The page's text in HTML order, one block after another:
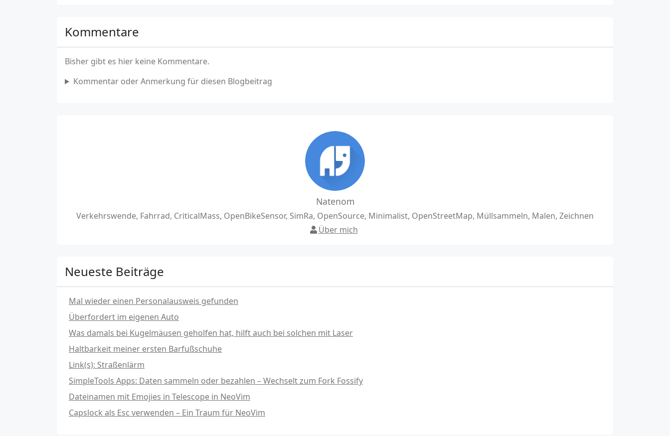
Kommentare
Bisher gibt es hier keine Kommentare.
Kommentar oder Anmerkung für diesen Blogbeitrag
Natenom
Verkehrswende, Fahrrad, CriticalMass, OpenBikeSensor, SimRa, OpenSource, Minimalist, OpenStreetMap, Müllsammeln, Malen, Zeichnen
Über mich
Neueste Beiträge
Mal wieder einen Personalausweis gefunden
Überfordert im eigenen Auto
Was damals bei Kugelmäusen geholfen hat, hilft auch bei solchen mit Laser
Haltbarkeit meiner ersten Barfußschuhe
Link(s): Straßenlärm
SimpleTools Apps: Daten sammeln oder bezahlen – Wechselt zum Fork Fossify
Dateinamen mit Emojies in Telescope in NeoVim
Capslock als Esc verwenden – Ein Traum für NeoVim